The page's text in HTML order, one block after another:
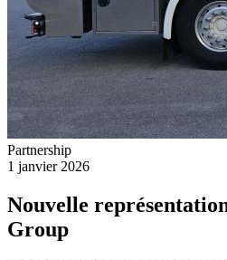
Partnership
1 janvier 2026
Nouvelle
Group